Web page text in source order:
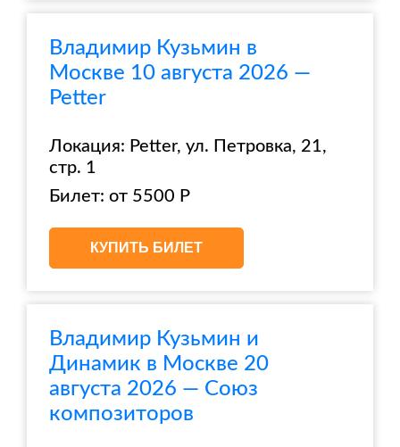
Владимир Кузьмин в
Москве 10 августа 2026 —
Petter
Локация: Petter, ул. Петровка, 21,
стр. 1
Билет: от 5500 Р
КУПИТЬ БИЛЕТ
Владимир Кузьмин и
Динамик в Москве 20
августа 2026 — Союз
композиторов